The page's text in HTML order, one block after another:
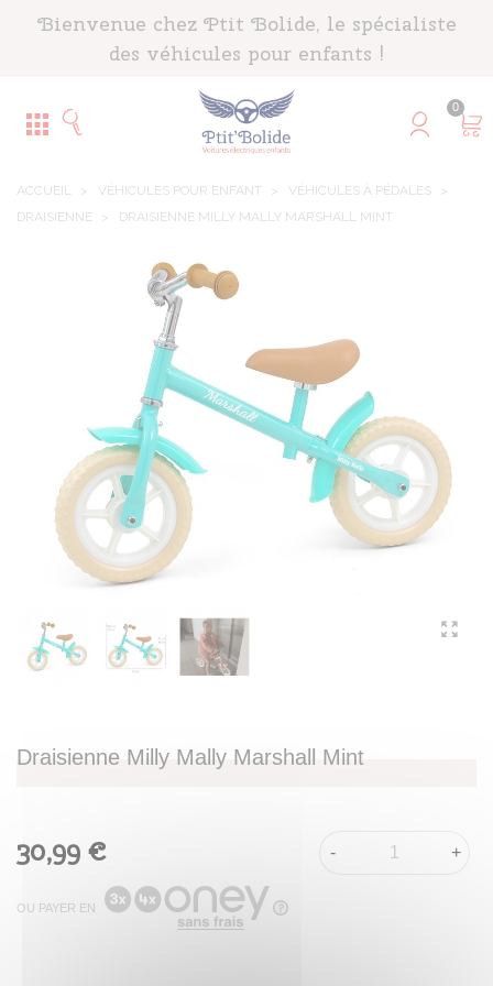
Bienvenue chez Ptit Bolide, le spécialiste
des véhicules pour enfants !
0
ACCUEIL > VÉHICULES POUR ENFANT > VÉHICULES À PÉDALES
>
DRAISIENNE
> DRAISIENNE MILLY MALLY MARSHALL MINT
Draisienne Milly Mally Marshall Mint
30,99 €
OU PAYER EN
- +